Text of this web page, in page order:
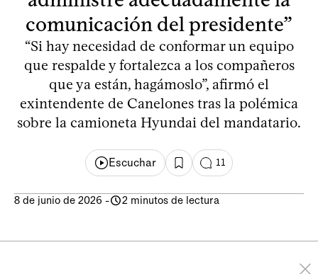
comunicación del presidente”
“Si hay necesidad de conformar un equipo
que respalde y fortalezca a los compañeros
que ya están, hagámoslo”, afirmó el
exintendente de Canelones tras la polémica
sobre la camioneta Hyundai del mandatario.
Escuchar 11
8 de junio de 2026 - 2 minutos de lectura